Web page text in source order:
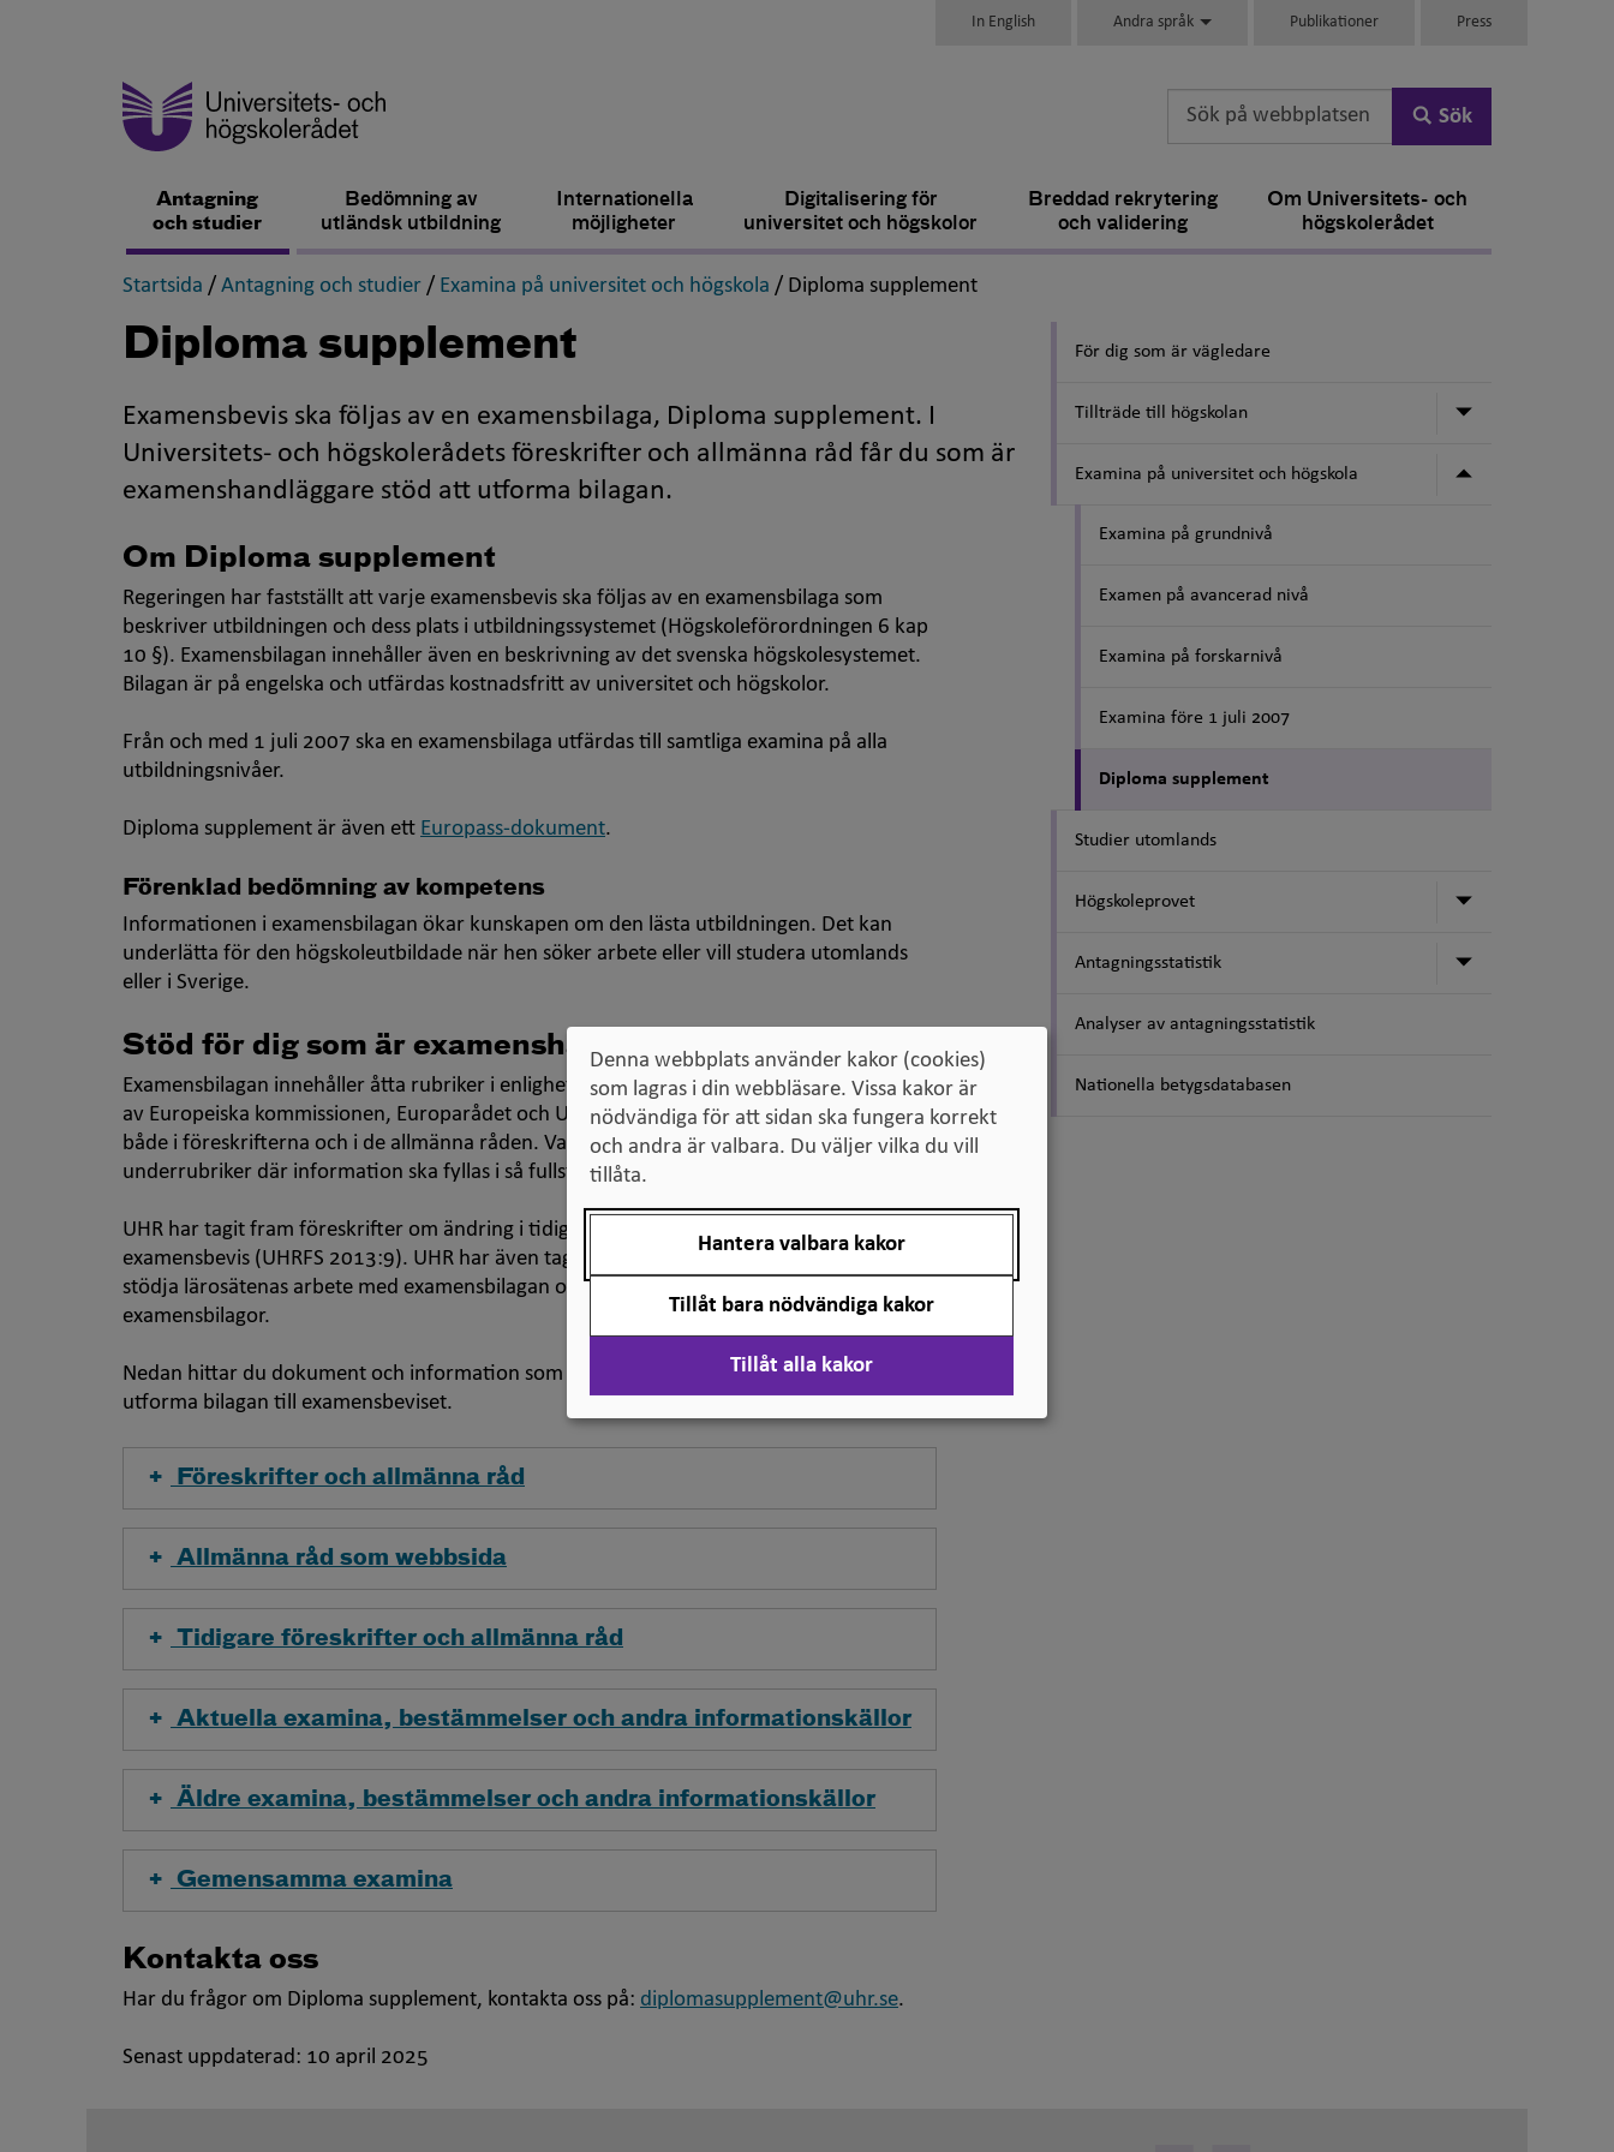
In English Andra språk Publikationer Press
Sök
Antagning
och studier
Bedömning av
utländsk utbildning
Internationella
möjligheter
Digitalisering för
universitet och högskolor
Breddad rekrytering
och validering
Om Universitets- och
högskolerådet
Startsida ,
/ Antagning och studier ,
/ Examina på universitet och högskola ,
/ Diploma supplement,
Diploma supplement
Examensbevis ska följas av en examensbilaga, Diploma supplement. I
Universitets- och högskolerådets föreskrifter och allmänna råd får du som är
examenshandläggare stöd att utforma bilagan.
Om Diploma supplement
Regeringen har fastställt att varje examensbevis ska följas av en examensbilaga som
beskriver utbildningen och dess plats i utbildningssystemet (Högskoleförordningen 6 kap
10 §). Examensbilagan innehåller även en beskrivning av det svenska högskolesystemet.
Bilagan är på engelska och utfärdas kostnadsfritt av universitet och högskolor.
Från och med 1 juli 2007 ska en examensbilaga utfärdas till samtliga examina på alla
utbildningsnivåer.
Diploma supplement är även ett Europass-dokument.
Förenklad bedömning av kompetens
Informationen i examensbilagan ökar kunskapen om den lästa utbildningen. Det kan
underlätta för den högskoleutbildade när hen söker arbete eller vill studera utomlands
eller i Sverige.
Stöd för dig som är examenshandläggare
Examensbilagan innehåller åtta rubriker i enlighet med den internationella mallen skapad
av Europeiska kommissionen, Europarådet och UNESCO. De åtta rubrikerna återfinns
både i föreskrifterna och i de allmänna råden. Varje rubrik har i sin tur ett antal
underrubriker där information ska fyllas i så fullständigt som möjligt.
UHR har tagit fram föreskrifter om ändring i tidigare föreskrifter om bilagan till
examensbevis (UHRFS 2013:9). UHR har även tagit fram allmänna råd med syfte att
stödja lärosätenas arbete med examensbilagan och bidra till enhetlighet av svenska
examensbilagor.
Nedan hittar du dokument och information som du kan behöva i ditt arbete med att
utforma bilagan till examensbeviset.
Föreskrifter och allmänna råd
Allmänna råd som webbsida
Tidigare föreskrifter och allmänna råd
Aktuella examina, bestämmelser och andra informationskällor
Äldre examina, bestämmelser och andra informationskällor
Gemensamma examina
Kontakta oss
Har du frågor om Diploma supplement, kontakta oss på: diplomasupplement@uhr.se.
Senast uppdaterad: 10 april 2025
För dig som är vägledare
Tillträde till högskolan Undermeny
Examina på universitet och högskola Undermeny
Examina på grundnivå
Examen på avancerad nivå
Examina på forskarnivå
Examina före 1 juli 2007
Diploma supplement
Studier utomlands
Högskoleprovet Undermeny
Antagningsstatistik Undermeny
Analyser av antagningsstatistik
Nationella betygsdatabasen
Denna webbplats använder kakor (cookies)
som lagras i din webbläsare. Vissa kakor är
nödvändiga för att sidan ska fungera korrekt
och andra är valbara. Du väljer vilka du vill
tillåta.
Hantera valbara kakor
Tillåt bara nödvändiga kakor
Tillåt alla kakor